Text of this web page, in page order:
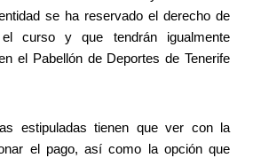
se ha reservado el derecho de
el curso y que tendrán igualmente
el Pabellón de Deportes de Tenerife
estipuladas tienen que ver con la
el pago, así como la opción que